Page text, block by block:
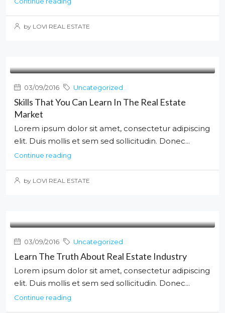
by LOVI REAL ESTATE
03/09/2016 Uncategorized
Skills That You Can Learn In The Real Estate
Market
Lorem ipsum dolor sit amet, consectetur adipiscing
elit. Duis mollis et sem sed sollicitudin. Donec...
Continue reading
by LOVI REAL ESTATE
03/09/2016 Uncategorized
Learn The Truth About Real Estate Industry
Lorem ipsum dolor sit amet, consectetur adipiscing
elit. Duis mollis et sem sed sollicitudin. Donec...
Continue reading